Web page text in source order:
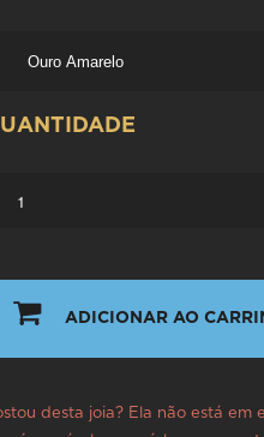
ADICIONAR AO
desta joia? Ela não está em